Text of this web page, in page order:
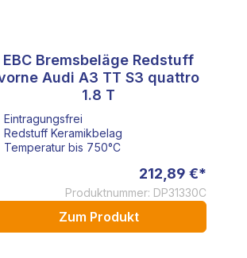
von 5 von 5 Sternen
EBC Bremsbeläge Redstuff
Audi A3 TT S3 quattro
1.8 T
Eintragungsfrei
Redstuff Keramikbelag
Temperatur bis 750°C
212,89 €*
Produktnummer: DP31330C
Zum Produkt